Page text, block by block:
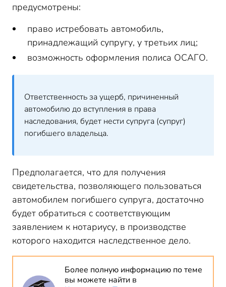
предусмотрены:
право истребовать автомобиль,
принадлежащий супругу, у третьих лиц;
возможность оформления полиса ОСАГО.
Ответственность за ущерб, причиненный
автомобилю до вступления в права
наследования, будет нести супруга (супруг)
погибшего владельца.
Предполагается, что для получения
свидетельства, позволяющего пользоваться
автомобилем погибшего супруга, достаточно
будет обратиться с соответствующим
заявлением к нотариусу, в производстве
которого находится наследственное дело.
Более полную информацию по теме
вы можете найти в